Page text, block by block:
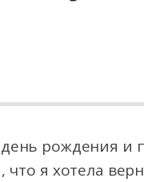
рождения и
я хотела